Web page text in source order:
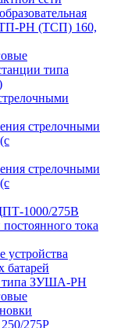
РН (ТСП) 160,
типа
стрелочными
стрелочными
1000/275В
тока
устройства
батарей
типа ЗУША-РН
275Р